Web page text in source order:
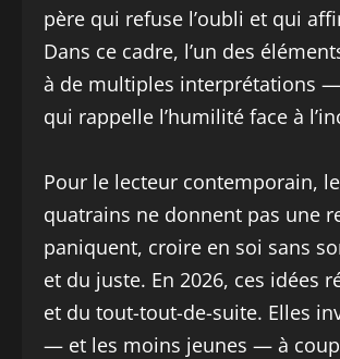
père qui refuse l’oubli et qui
Dans ce cadre, l’un des
à de multiples interprétations —
qui rappelle l’humilité face à
Pour le lecteur contemporain,
quatrains ne donnent pas une
paniquent, croire en soi sans
et du juste. En 2026, ces idées
et du tout-tout-de-suite. Elles
— et les moins jeunes — à coup